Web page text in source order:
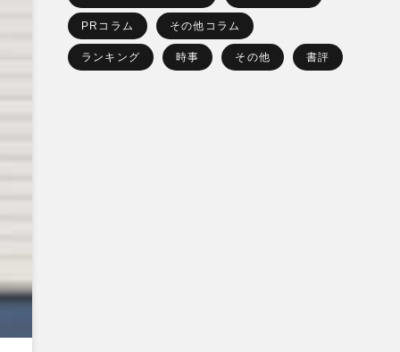
PRコラム その他コラム
ランキング 時事 その他 書評